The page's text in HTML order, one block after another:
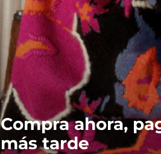
Compra ahora,
más tarde